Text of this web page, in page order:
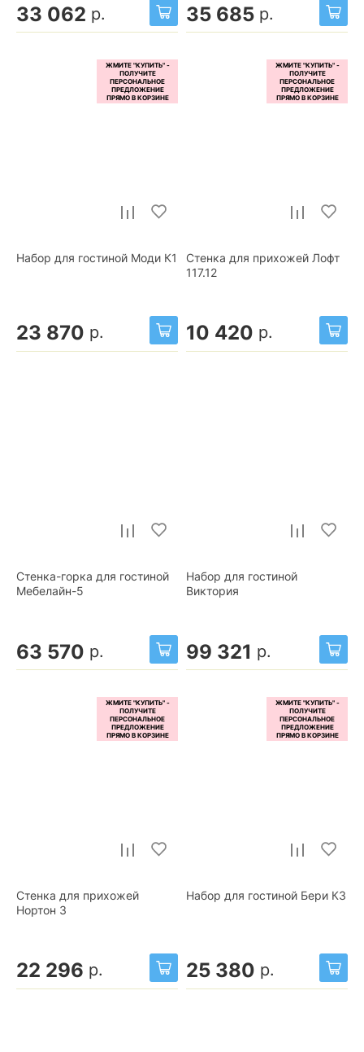
33 062 р. 35 685 р.
Набор для гостиной Моди К1
23 870 р.
Стенка для прихожей Лофт
117.12
10 420 р.
Стенка-горка для гостиной
Мебелайн-5
63 570 р.
Набор для гостиной
Виктория
99 321 р.
Стенка для прихожей
Нортон 3
22 296 р.
Набор для гостиной Бери К3
25 380 р.